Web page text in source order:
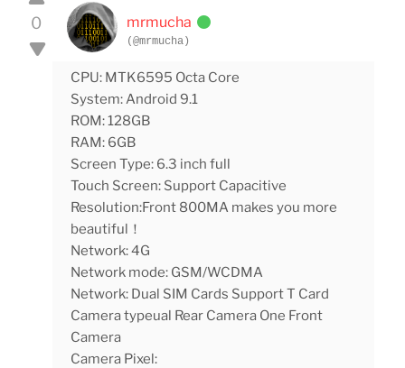
0 mrmucha
(@mrmucha)
CPU: MTK6595 Octa Core
System: Android 9.1
ROM: 128GB
RAM: 6GB
Screen Type: 6.3 inch full
Touch Screen: Support Capacitive
Resolution:Front 800MA makes you more
beautiful！
Network: 4G
Network mode: GSM/WCDMA
Network: Dual SIM Cards Support T Card
Camera typeual Rear Camera One Front
Camera
Camera Pixel: